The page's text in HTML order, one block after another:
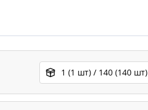
1 (1 шт) / 140 (140 шт)